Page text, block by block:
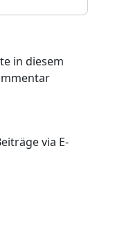
in diesem
via E-